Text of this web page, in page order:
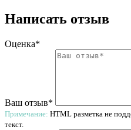
Написать отзыв
Оценка*
Ваш отзыв*
Примечание: HTML разметка не
текст.